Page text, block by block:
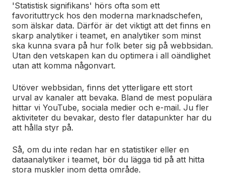
'Statistisk signifikans' hörs ofta som ett
favorituttryck hos den moderna marknadschefen,
som älskar data. Därför är det viktigt att det finns en
skarp analytiker i teamet, en analytiker som minst
ska kunna svara på hur folk beter sig på webbsidan.
Utan den vetskapen kan du optimera i all oändlighet
utan att komma någonvart.
Utöver webbsidan, finns det ytterligare ett stort
urval av kanaler att bevaka. Bland de mest populära
hittar vi YouTube, sociala medier och e-mail. Ju fler
aktiviteter du bevakar, desto fler datapunkter har du
att hålla styr på.
Så, om du inte redan har en statistiker eller en
dataanalytiker i teamet, bör du lägga tid på att hitta
stora muskler inom detta område.